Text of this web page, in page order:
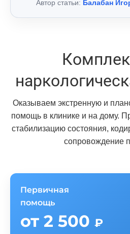
Автор статьи: Балабан
Оказываем экстренную и
помощь в клинике и на дому.
стабилизацию состояния,
сопровождение
Первичная
помощь
от 2 500 ₽